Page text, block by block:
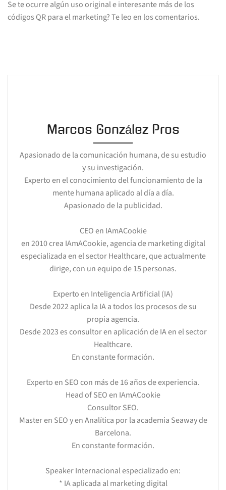
Se te ocurre algún uso original e interesante más de los
códigos QR para el marketing? Te leo en los comentarios.
Marcos González Pros
Apasionado de la comunicación humana, de su estudio
y su investigación.
Experto en el conocimiento del funcionamiento de la
mente humana aplicado al día a día.
Apasionado de la publicidad.
CEO en IAmACookie
en 2010 crea IAmACookie, agencia de marketing digital
especializada en el sector Healthcare, que actualmente
dirige, con un equipo de 15 personas.
Experto en Inteligencia Artificial (IA)
Desde 2022 aplica la IA a todos los procesos de su
propia agencia.
Desde 2023 es consultor en aplicación de IA en el sector
Healthcare.
En constante formación.
Experto en SEO con más de 16 años de experiencia.
Head of SEO en IAmACookie
Consultor SEO.
Master en SEO y en Analítica por la academia Seaway de
Barcelona.
En constante formación.
Speaker Internacional especializado en:
* IA aplicada al marketing digital